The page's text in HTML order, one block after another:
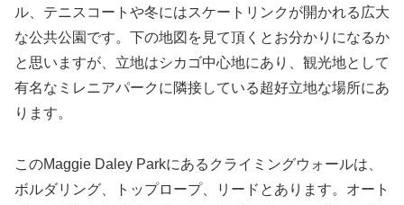
ル、テニスコートや冬にはスケートリンクが開かれる広大
な公共公園です。下の地図を見て頂くとお分かりになるか
と思いますが、立地はシカゴ中心地にあり、観光地として
有名なミレニアパークに隣接している超好立地な場所にあ
ります。
このMaggie Daley Parkにあるクライミングウォールは、
ボルダリング、トップロープ、リードとあります。オート